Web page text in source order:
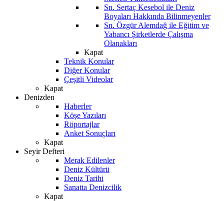
Sn. Sertaç Kesebol ile Deniz
Boyaları Hakkında Bilinmeyenler
Sn. Özgür Alemdağ ile Eğitim ve
Yabancı Şirketlerde Çalışma
Olanakları
Kapat
Teknik Konular
Diğer Konular
Çeşitli Videolar
Kapat
Denizden
Haberler
Köşe Yazıları
Röportajlar
Anket Sonuçları
Kapat
Seyir Defteri
Merak Edilenler
Deniz Kültürü
Deniz Tarihi
Sanatta Denizcilik
Kapat